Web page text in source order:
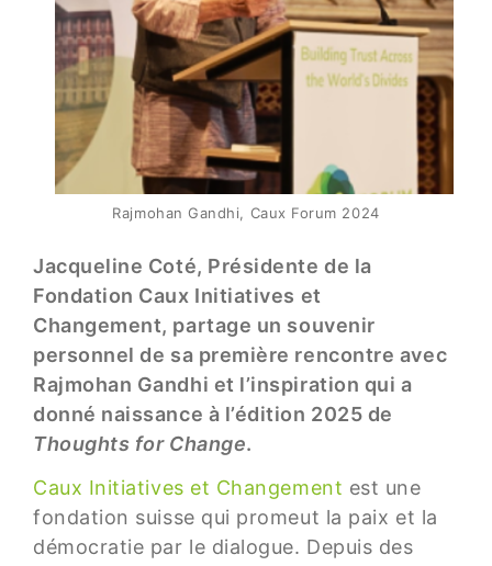
Rajmohan Gandhi, Caux Forum 2024
Jacqueline Coté, Présidente de la
Fondation Caux Initiatives et
Changement, partage un souvenir
personnel de sa première rencontre avec
Rajmohan Gandhi et l’inspiration qui a
donné naissance à l’édition 2025 de
Thoughts for Change.
Caux Initiatives et Changement est une
fondation suisse qui promeut la paix et la
démocratie par le dialogue. Depuis des